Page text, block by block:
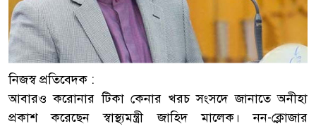
নিজস্ব প্রতিবেদক :
আবারও করোনার টিকা কেনার খরচ সংসদে জানাতে অনীহা
প্রকাশ করেছেন স্বাস্থ্যমন্ত্রী জাহিদ মালেক। নন-ক্লোজার